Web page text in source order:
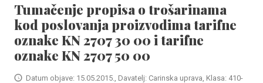
Tumačenje propisa o trošarinama
kod poslovanja proizvodima tarifne
oznake KN 2707 30 00 i tarifne
oznake KN 2707 50 00
Datum objave: 15.05.2015., Davatelj: Carinska uprava, Klasa: 410-